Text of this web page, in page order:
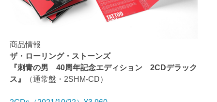
商品情報
ザ・ローリング・ストーンズ
『刺青の男 40周年記念エディション 2CDデラック
ス』
（通常盤・2SHM-CD）